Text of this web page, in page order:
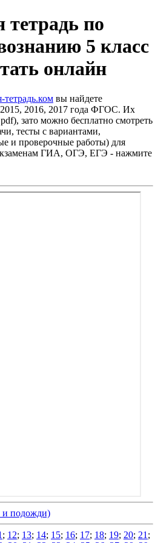
тетрадь по
5 класс
онлайн
тетрадь.ком вы найдете
2016, 2017 года ФГОС. Их
зато можно бесплатно смотреть
тесты с вариантами,
и проверочные работы) для
ГИА, ОГЭ, ЕГЭ - нажмите
и подожди)
; 12; 13; 14; 15; 16; 17; 18; 19; 20; 21 ;